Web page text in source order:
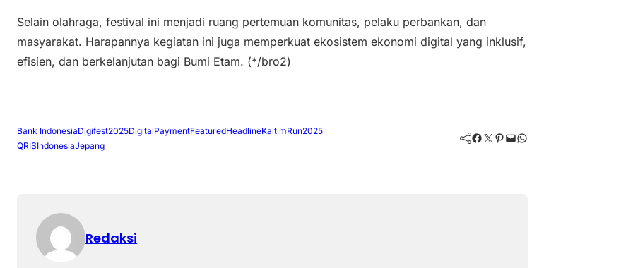
Selain olahraga, festival ini menjadi ruang pertemuan komunitas, pelaku perbankan, dan
masyarakat. Harapannya kegiatan ini juga memperkuat ekosistem ekonomi digital yang inklusif,
efisien, dan berkelanjutan bagi Bumi Etam. (*/bro2)
Bank IndonesiaDigifest2025DigitalPaymentFeaturedHeadlineKaltimRun2025
QRISIndonesiaJepang
Facebook Twitter Pinterest Mail WhatsApp
Redaksi